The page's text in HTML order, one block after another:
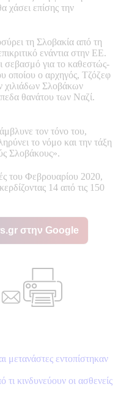
χάσει επίσης την
τη Σλοβακία από τη
ενάντια στην ΕΕ.
σεβασμό για το καθεστώς-
οποίου ο αρχηγός, Τζόζεφ
χιλιάδων Σλοβάκων
θανάτου των Ναζί.
τον τόνο του,
το νόμο και την τάξη
Σλοβάκους».
του Φεβρουαρίου 2020,
14 από τις 150
στην Google
μετανάστες εντοπίστηκαν
κινδυνεύουν οι ασθενείς